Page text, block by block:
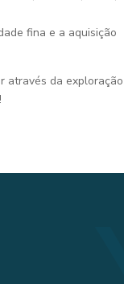
fina e a aquisição
através da exploração